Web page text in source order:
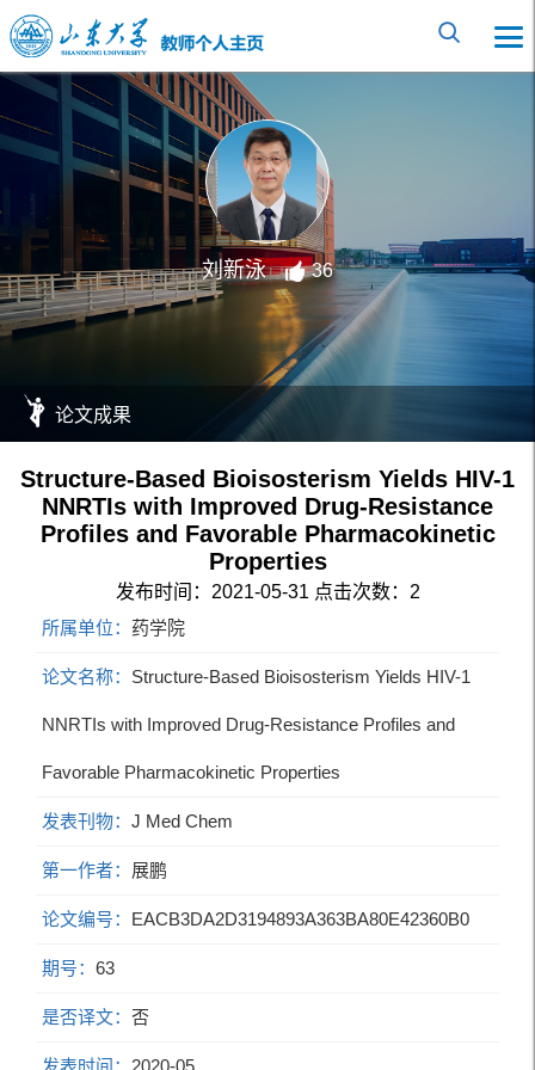
刘新泳 36
论文成果
Structure-Based Bioisosterism Yields HIV-1
NNRTIs with Improved Drug-Resistance
Profiles and Favorable Pharmacokinetic
Properties
发布时间：2021-05-31 点击次数： 2
所属单位： 药学院
论文名称： Structure-Based Bioisosterism Yields HIV-1
NNRTIs with Improved Drug-Resistance Profiles and
Favorable Pharmacokinetic Properties
发表刊物： J Med Chem
第一作者： 展鹏
论文编号： EACB3DA2D3194893A363BA80E42360B0
期号： 63
是否译文： 否
发表时间： 2020-05